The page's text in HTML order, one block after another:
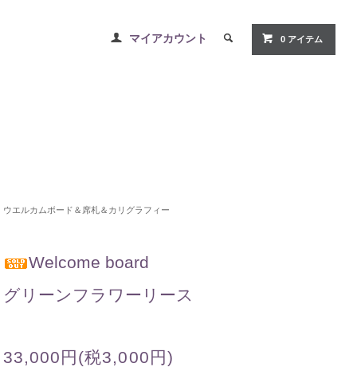
マイアカウント 0 アイテム
ウエルカムボード＆席札＆カリグラフィー
Welcome board
グリーンフラワーリース
33,000円(税3,000円)